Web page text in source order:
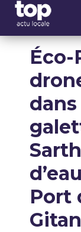
Éco-
dans
Port
Panneau de